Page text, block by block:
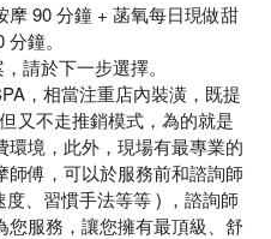
摩 90 分鐘 + 菡氧每日現做甜
鐘。
請於下一步選擇。
，相當注重店內裝潢，既提
又不走推銷模式，為的就是
境，此外，現場有最專業的
傅，可以於服務前和諮詢師
、習慣手法等等 ) ，諮詢師
服務，讓您擁有最頂級、舒